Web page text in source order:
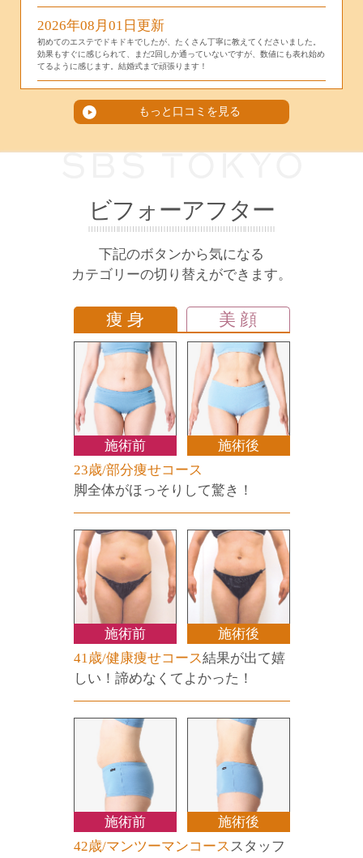
2026年08月01日更新
初めてのエステでドキドキでしたが、たくさん丁寧に教えてくださいました。
効果もすぐに感じられて、まだ2回しか通っていないですが、数値にも表れ始め
てるように感じます。結婚式まで頑張ります！
2026年07月31日更新
1度体験しただけでも身体のラインが変わりました。 もちろん1度で痩せるとは
撮ってもらったら、自分が思っているよりも酷い後ろ姿で恥ずかしく、このま
ま体験だけして放置していい体ではなかったので今後お世話になろうと思いま
す。スタッフの方もとても良い方ばかりで、すごく丁寧に向き合ってくれま
ように勧誘され大変でしたが、こちらは本当に必要なことやこちらの事情も含
めてご相談にのってくれるのでとても気分が良かったです。 もちろん痩身のエ
ステなので、コース制度ですごくお安いという訳ではありませんが、ちゃんと
もっと口コミを見る
ビフォーアフター
下記のボタンから気になる
カテゴリーの切り替えができます。
痩 身 美 顔
施術前
施術後
23歳/部分痩せコース
脚全体がほっそりして驚き！
施術前
施術後
41歳/健康痩せコース結果が出て嬉
しい！諦めなくてよかった！
施術前
施術後
42歳/マンツーマンコーススタッフ